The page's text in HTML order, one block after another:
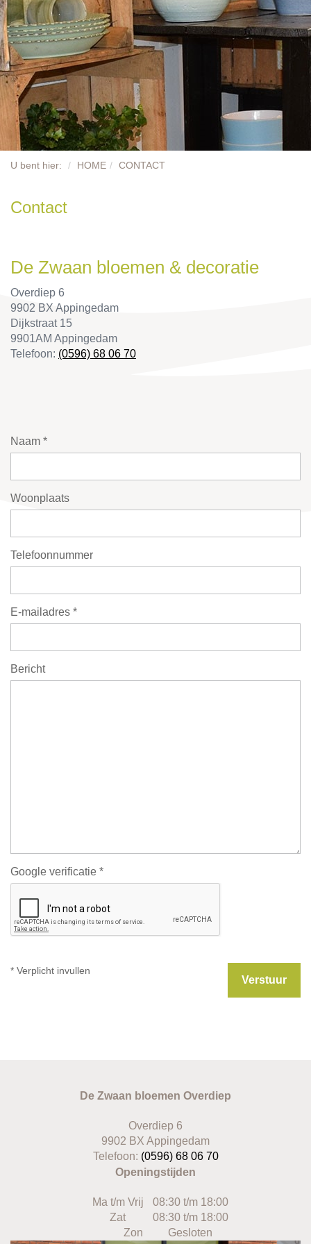
PLANTEN
DECORATIE
ONZE MERKEN
BLOEMENWINKELS
BESTELLEN
U bent hier: HOME CONTACT
Contact
De Zwaan bloemen & decoratie
Overdiep 6
9902 BX Appingedam
Dijkstraat 15
9901AM Appingedam
Telefoon: (0596) 68 06 70
Naam *
Woonplaats
Telefoonnummer
E-mailadres *
Bericht
Google verificatie *
* Verplicht invullen
De Zwaan bloemen Overdiep
Overdiep 6
9902 BX Appingedam
Telefoon: (0596) 68 06 70
Openingstijden
Ma t/m Vrij
08:30 t/m 18:00
Zat
08:30 t/m 18:00
Zon
Gesloten